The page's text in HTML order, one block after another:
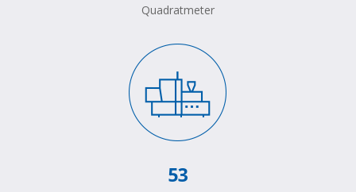
Quadratmeter
53